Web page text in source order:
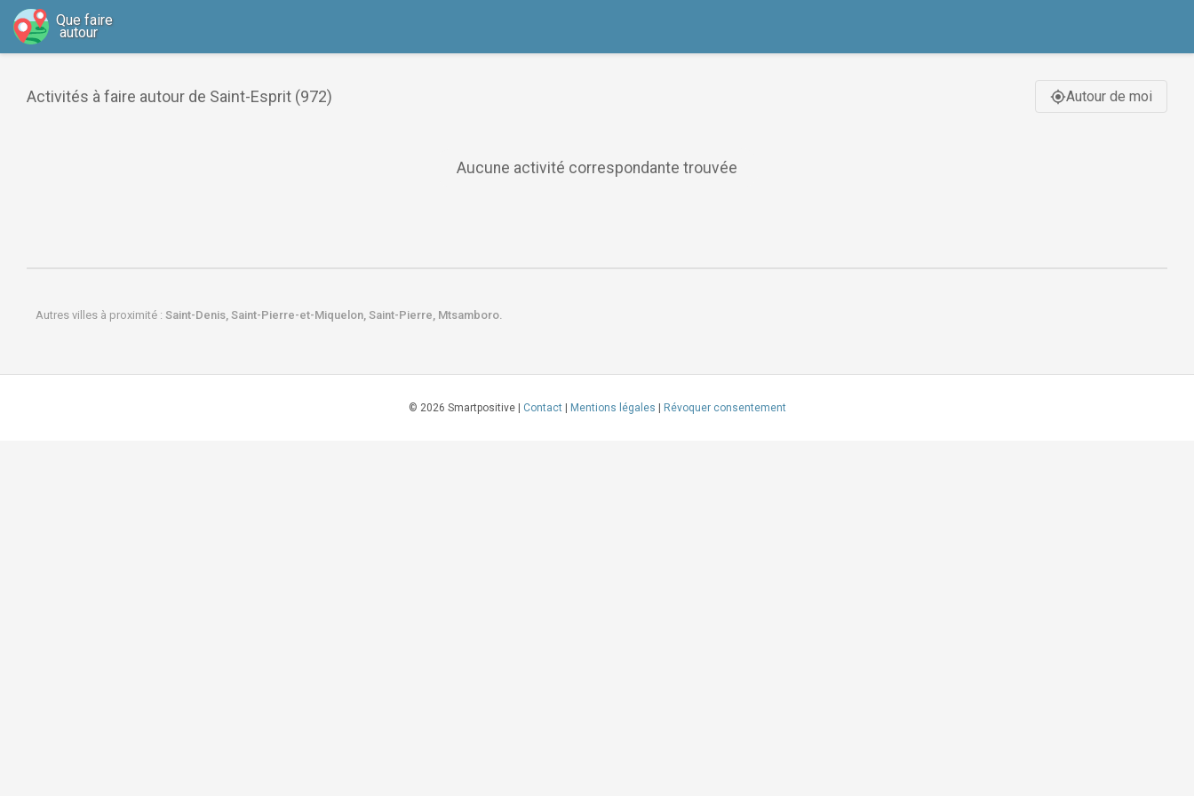
Que faire
autour
Activités à faire autour de Saint-Esprit (972) gps_fixedAutour de moi
Aucune activité correspondante trouvée
Autres villes à proximité : Saint-Denis, Saint-Pierre-et-Miquelon, Saint-Pierre, Mtsamboro.
© 2026 Smartpositive | Contact| Mentions légales Révoquer consentement